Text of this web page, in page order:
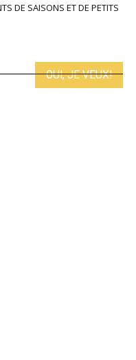
DE SAISONS ET DE PETITS